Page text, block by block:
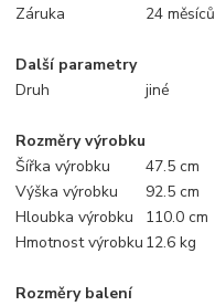
Záruka
24 měsíců
Další parametry
Druh
jiné
Rozměry výrobku
Šířka výrobku
47.5 cm
Výška výrobku
92.5 cm
Hloubka výrobku
110.0 cm
Hmotnost výrobku 12.6 kg
Rozměry balení